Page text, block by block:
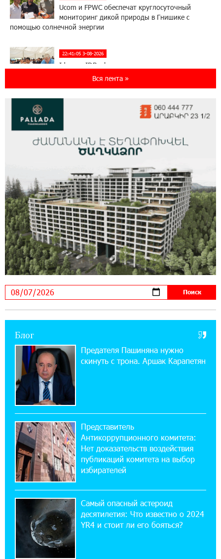
Ucom и FPWC обеспечат круглосуточный
мониторинг дикой природы в Гнишике с
помощью солнечной энергии
22:41:05 3-08-2026
Idram и IDBank - рядом со стартапами на
Seaside Startup Summit
В мобильном приложении Юнибанка теперь
imID
«Бесплатные бонусы в играх»: IDBank
предупреждает о кибератаках на школьников
11:21:15 31-07-2026
ЕАЭС со временем будет расширяться. Когда-
нибудь это поймёт и рядовой армянин, но
будет уже поздно
11:03:52 31-07-2026
Если Израиль использует тему Геноцида
армян против Эрдогана, то что для него
значит сам Геноцид?
10% годовых и оформление в мобильном
приложении
17:03:49 30-07-2026
Платформа Rate.Trading на Seaside Startup
Summit: IDBank представил инновационное
решение
14:44:13 29-07-2026
Состоялось открытие Khachaturian Rooftop
при поддержке IDBank
Пашинян ты упустил свой шанс уйти
спокойно. Аршак Карапетян
12:04:53 28-07-2026
Обновленный Центр продаж и обслуживания
Вся лента »
Блог
Предателя Пашиняна нужно
скинуть с трона. Аршак Карапетян
Представитель
Антикоррупционного комитета:
Нет доказательств воздействия
публикаций комитета на выбор
избирателей
Самый опасный астероид
десятилетия: Что известно о 2024
YR4 и стоит ли его бояться?